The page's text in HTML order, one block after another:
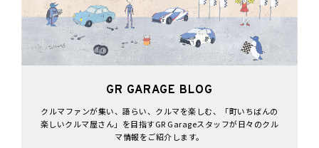
GR GARAGE BLOG
クルマファンが集い、語らい、クルマを楽しむ、「町いちばんの
楽しいクルマ屋さん」を目指すGR Garageスタッフが日々のクル
マ情報をご紹介します。